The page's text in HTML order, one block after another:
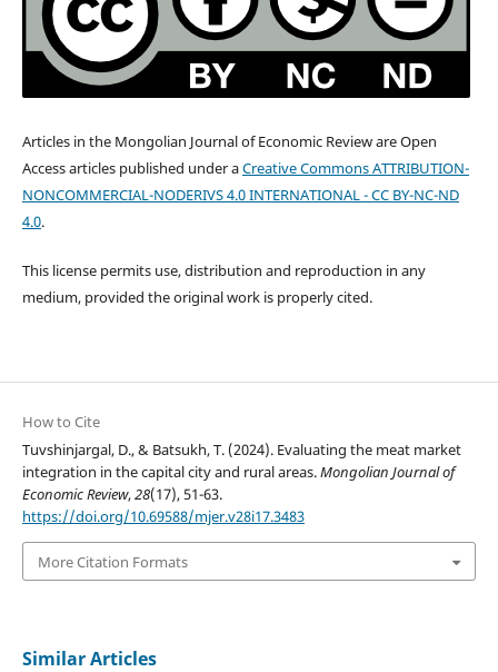
Articles in the Mongolian Journal of Economic Review are Open
Access articles published under aCreative Commons ATTRIBUTION-
NONCOMMERCIAL-NODERIVS 4.0 INTERNATIONAL - CC BY-NC-ND
4.0.
This license permits use, distribution and reproduction in any
medium, provided the original work is properly cited.
How to Cite
Tuvshinjargal, D., & Batsukh, T. (2024). Evaluating the meat market
integration in the capital city and rural areas.Mongolian Journal of
Economic Review,28(17), 51-63.
https://doi.org/10.69588/mjer.v28i17.3483
More Citation Formats
Similar Articles